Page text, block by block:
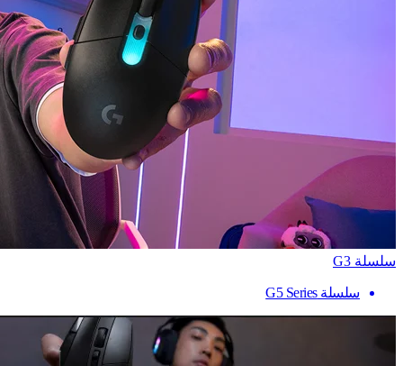
سلسلة G3
سلسلة G5 Series